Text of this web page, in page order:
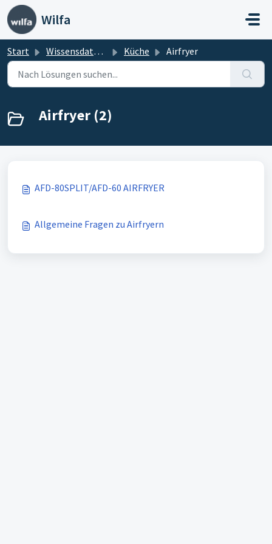
Zum hauptsächlichen Inhalt gehen
Wilfa
Start Wissensdatenbank Küche Airfryer
Airfryer (2)
AFD-80SPLIT/AFD-60 AIRFRYER
Allgemeine Fragen zu Airfryern